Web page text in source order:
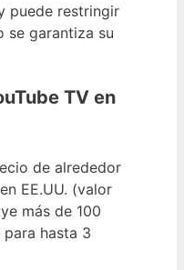
puede restringir
se garantiza su
TV en
de alrededor
EE.UU. (valor
más de 100
hasta 3